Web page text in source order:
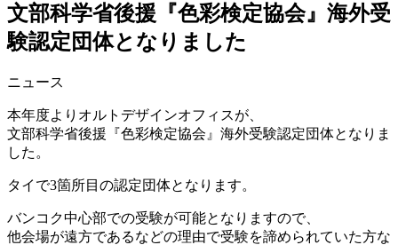
文部科学省後援『色彩検定協会』海外受
験認定団体となりました
ニュース
本年度よりオルトデザインオフィスが、
文部科学省後援『色彩検定協会』海外受験認定団体となりま
した。
タイで3箇所目の認定団体となります。
バンコク中心部での受験が可能となりますので、
他会場が遠方であるなどの理由で受験を諦められていた方な